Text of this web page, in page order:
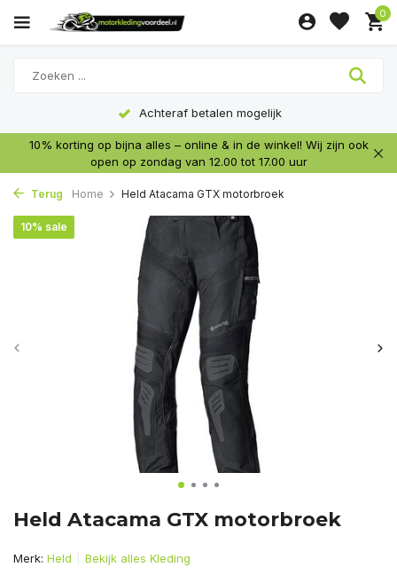
0
Achteraf betalen mogelijk
10% korting op bijna alles – online & in de winkel! Wij zijn ook
open op zondag van 12.00 tot 17.00 uur
Terug Home Held Atacama GTX motorbroek
Held Atacama GTX motorbroek
10% sale
Merk: Held Bekijk alles Kleding